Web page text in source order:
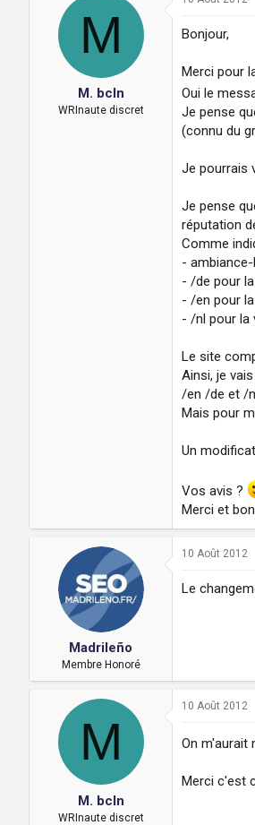
M
M. bcln
WRInaute discret
Bonjour,
Merci pour
Oui le
Je pense
(connu du
Je pourrais
Je pense
réputation
Comme
-
- /de pour
- /en pour
- /nl pour la
Le site
Ainsi, je
/en /de et /
Mais pour
Un
Vos avis ?
Merci et
Madrileño
Membre Honoré
10 Août 2012
Le
M
M. bcln
WRInaute discret
10 Août 2012
On m'aurait
Merci c'est